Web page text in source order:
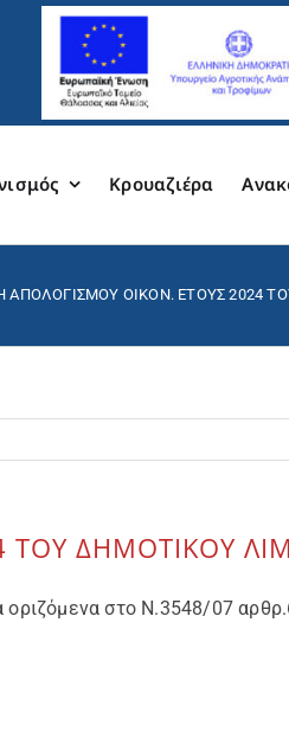
Κρουαζιέρα
ΑΠΟΛΟΓΙΣΜΟΥ ΟΙΚΟΝ. ΕΤΟΥΣ 2024
ΔΗΜΟΤΙΚΟΥ
στο Ν.3548/07